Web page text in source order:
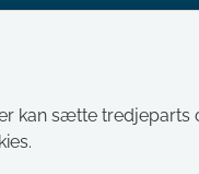
kan sætte tredjeparts